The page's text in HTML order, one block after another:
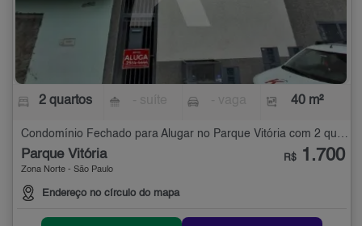
2 quartos 40 m²
Parque Vitória
Zona Norte - São Paulo
Endereço no círculo do mapa
R$ 1.700